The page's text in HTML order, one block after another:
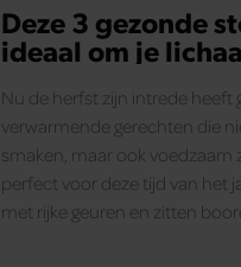
Deze 3 gezonde
ideaal om je
Nu de herfst zijn intrede heeft
verwarmende gerechten die
smaken, maar ook voedzaam
perfect voor deze tijd van het
met rijke geuren en zitten